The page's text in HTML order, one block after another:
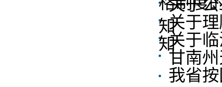
关于
知关于
知关于
甘南
我省